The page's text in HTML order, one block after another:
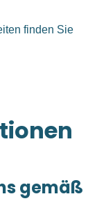
finden Sie
gemäß